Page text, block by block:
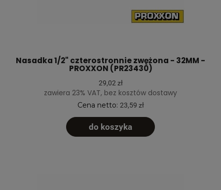
Nasadka 1/2" czterostronnie zwężona - 32MM -
PROXXON (PR23430)
29,02 zł
zawiera 23% VAT, bez kosztów dostawy
Cena netto: 23,59 zł
do koszyka